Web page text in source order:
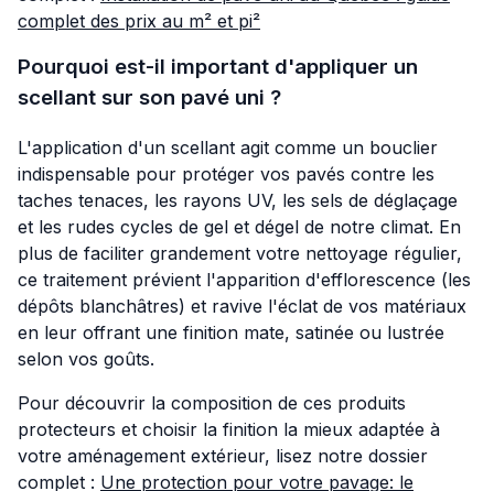
complet des prix au m² et pi²
Pourquoi est-il important d'appliquer un
scellant sur son pavé uni ?
L'application d'un scellant agit comme un bouclier
indispensable pour protéger vos pavés contre les
taches tenaces, les rayons UV, les sels de déglaçage
et les rudes cycles de gel et dégel de notre climat. En
plus de faciliter grandement votre nettoyage régulier,
ce traitement prévient l'apparition d'efflorescence (les
dépôts blanchâtres) et ravive l'éclat de vos matériaux
en leur offrant une finition mate, satinée ou lustrée
selon vos goûts.
Pour découvrir la composition de ces produits
protecteurs et choisir la finition la mieux adaptée à
votre aménagement extérieur, lisez notre dossier
complet : Une protection pour votre pavage: le